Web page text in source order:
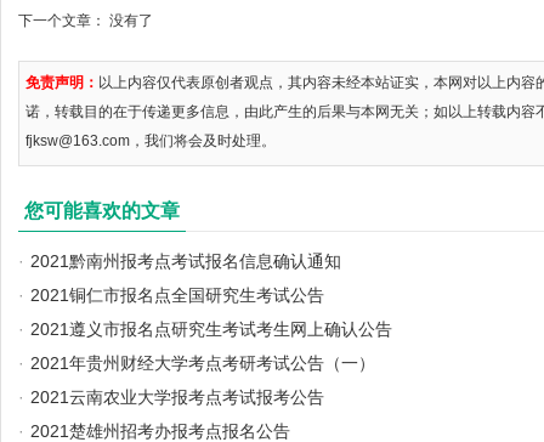
下一个文章： 没有了
免责声明： 以上内容仅代表原创者观点，其内容未经本站证实，本网对以上内
诺，转载目的在于传递更多信息，由此产生的后果与本网无关；如以上转载内容
fjksw@163.com，我们将会及时处理。
您可能喜欢的文章
· 2021黔南州报考点考试报名信息确认通知
· 2021铜仁市报名点全国研究生考试公告
· 2021遵义市报名点研究生考试考生网上确认公告
· 2021年贵州财经大学考点考研考试公告（一）
· 2021云南农业大学报考点考试报考公告
· 2021楚雄州招考办报考点报名公告